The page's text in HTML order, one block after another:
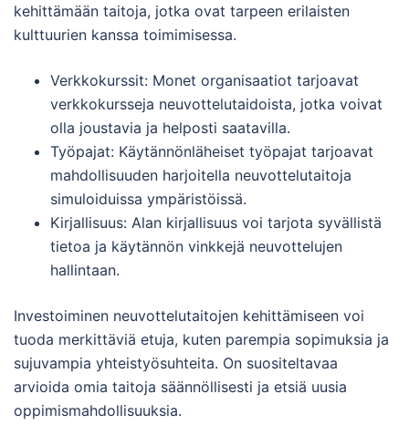
kehittämään taitoja, jotka ovat tarpeen erilaisten
kulttuurien kanssa toimimisessa.
Verkkokurssit: Monet organisaatiot tarjoavat
verkkokursseja neuvottelutaidoista, jotka voivat
olla joustavia ja helposti saatavilla.
Työpajat: Käytännönläheiset työpajat tarjoavat
mahdollisuuden harjoitella neuvottelutaitoja
simuloiduissa ympäristöissä.
Kirjallisuus: Alan kirjallisuus voi tarjota syvällistä
tietoa ja käytännön vinkkejä neuvottelujen
hallintaan.
Investoiminen neuvottelutaitojen kehittämiseen voi
tuoda merkittäviä etuja, kuten parempia sopimuksia ja
sujuvampia yhteistyösuhteita. On suositeltavaa
arvioida omia taitoja säännöllisesti ja etsiä uusia
oppimismahdollisuuksia.